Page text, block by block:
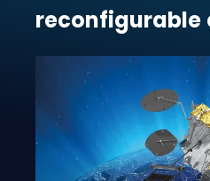
reconfigurable